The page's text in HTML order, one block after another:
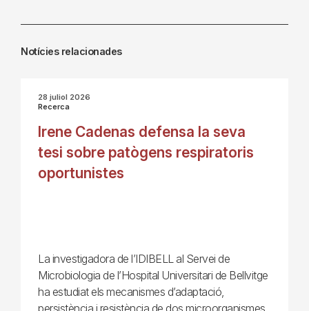
Notícies relacionades
28 juliol 2026
Recerca
Irene Cadenas defensa la seva
tesi sobre patògens respiratoris
oportunistes
La investigadora de l’IDIBELL al Servei de
Microbiologia de l’Hospital Universitari de Bellvitge
ha estudiat els mecanismes d’adaptació,
persistència i resistència de dos microorganismes